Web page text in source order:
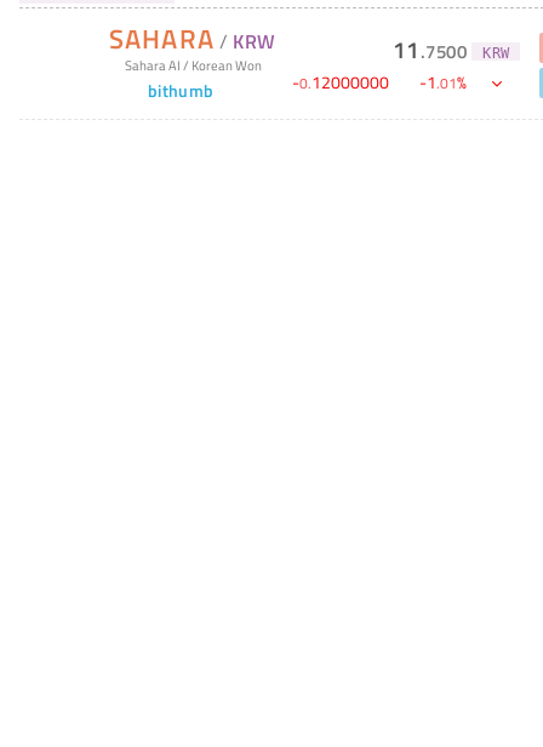
SAHARA / KRW
Sahara AI/ Korean Won
bithumb
11 .7500 KRW
-0.12000000 -1.01%